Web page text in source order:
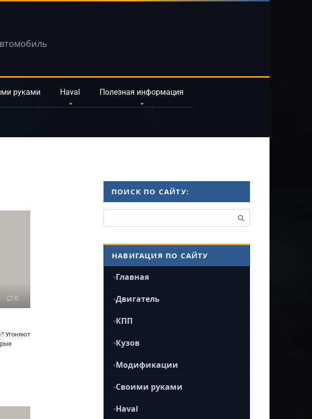
руками Haval Полезная информация
0
Угоняют
ПОИСК ПО САЙТУ:
НАВИГАЦИЯ ПО САЙТУ
Главная
Двигатель
КПП
Кузов
Модификации
Своими руками
Haval